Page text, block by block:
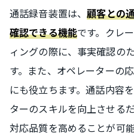
通話録音装置は、顧客との
確認できる機能です。クレ
ィングの際に、事実確認の
す。また、オペレーターの
にも役立ちます。通話内容
ターのスキルを向上させる
対応品質を高めることが可